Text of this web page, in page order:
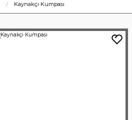
Kaynakçı Kumpası